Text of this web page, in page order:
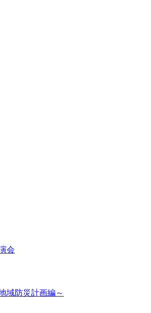
会
域防災計画編～